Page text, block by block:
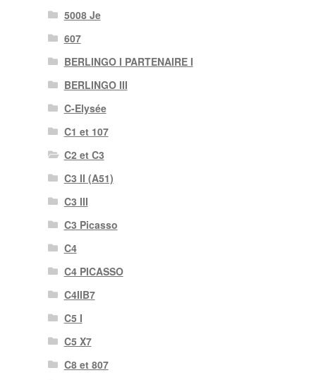
5008 Je
607
BERLINGO I PARTENAIRE I
BERLINGO III
C-Elysée
C1 et 107
C2 et C3
C3 II (A51)
C3 III
C3 Picasso
C4
C4 PICASSO
C4IIB7
C5 I
C5 X7
C8 et 807